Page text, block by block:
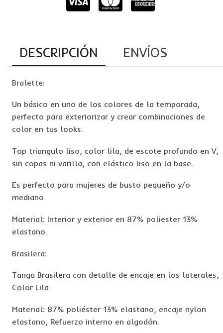
DESCRIPCIÓN ENVÍOS
Bralette:
Un básico en uno de los colores de la temporada,
perfecto para exteriorizar y crear combinaciones de
color en tus looks.
Top triangulo liso, color lila, de escote profundo en V,
sin copas ni varilla, con elástico liso en la base.
Es perfecto para mujeres de busto pequeño y/o
mediano
Material: Interior y exterior en 87% poliester 13%
elastano.
Brasilera:
Tanga Brasilera con detalle de encaje en los laterales,
Color Lila
Material: 87% poliéster 13% elastano, encaje nylon
elastano, Refuerzo interno en algodón.